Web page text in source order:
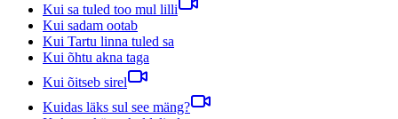
Kui sa tuled too mul lilli
Kui sadam ootab
Kui Tartu linna tuled sa
Kui õhtu akna taga
Kui õitseb sirel
Kuidas läks sul see mäng?